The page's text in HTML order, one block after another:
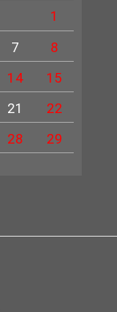
1
7
8
14
15
21
22
28
29